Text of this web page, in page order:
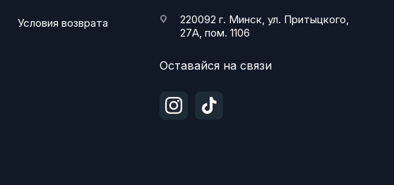
Условия возврата
220092 г. Минск, ул. Притыцкого,
27А, пом. 1106
Оставайся на связи